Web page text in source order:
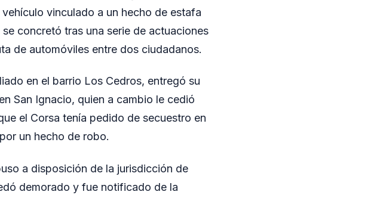
vinculado a un hecho de estafa
concretó tras una serie de actuaciones
de automóviles entre dos ciudadanos.
en el barrio Los Cedros, entregó su
San Ignacio, quien a cambio le cedió
el Corsa tenía pedido de secuestro en
un hecho de robo.
a disposición de la jurisdicción de
demorado y fue notificado de la